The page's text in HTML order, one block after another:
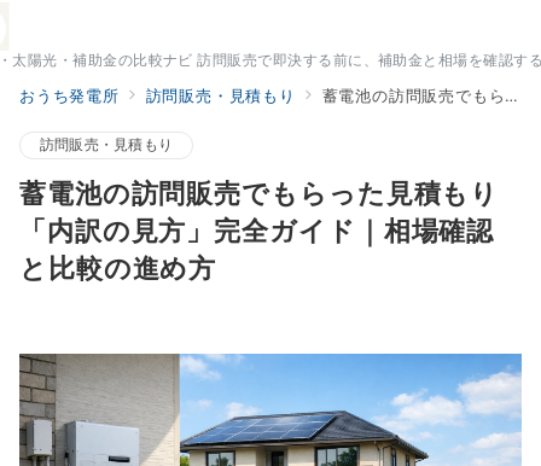
太陽光・補助金の比較ナビ 訪問販売で即決する前に、補助金と相場を確認す
おうち発電所 訪問販売・見積もり 蓄電池の訪問販売でもらった見積もり「内訳の見方」完全ガイド｜相場確認と比較の進め方
訪問販売・見積もり
蓄電池の訪問販売でもらった見積もり
「内訳の見方」完全ガイド｜相場確認
と比較の進め方